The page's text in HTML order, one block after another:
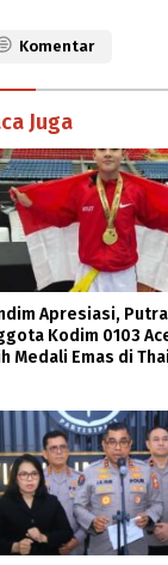
Komentar
Juga
Apresiasi, Putra
Kodim 0103
Medali Emas di